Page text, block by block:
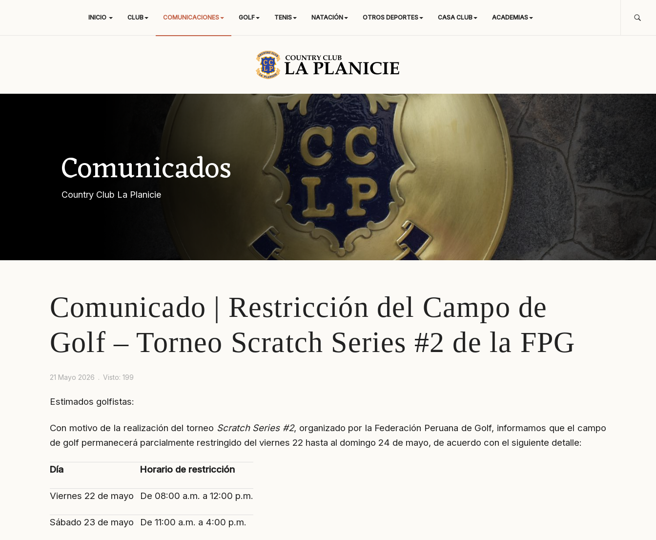
INICIO CLUB COMUNICACIONES GOLF TENIS NATACIÓN OTROS DEPORTES CASA CLUB ACADEMIAS
Comunicados
Country Club La Planicie
Comunicado | Restricción del Campo de
Golf – Torneo Scratch Series #2 de la FPG
21 Mayo 2026 Visto: 199
Estimados golfistas:
Con motivo de la realización del torneo Scratch Series #2, organizado por la Federación Peruana de Golf, informamos que el campo
de golf permanecerá parcialmente restringido del viernes 22 hasta al domingo 24 de mayo, de acuerdo con el siguiente detalle:
Día Horario de restricción
Viernes 22 de mayo De 08:00 a.m. a 12:00 p.m.
Sábado 23 de mayo De 11:00 a.m. a 4:00 p.m.